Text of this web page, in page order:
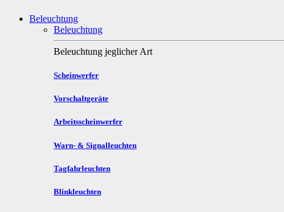
Beleuchtung
Beleuchtung
Beleuchtung jeglicher Art
Scheinwerfer
Vorschaltgeräte
Arbeitsscheinwerfer
Warn- & Signalleuchten
Tagfahrleuchten
Blinkleuchten